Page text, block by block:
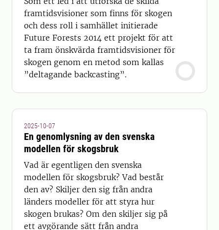
framtidsvisioner som finns för skogen
och dess roll i samhället initierade
Future Forests 2014 ett projekt för att
ta fram önskvärda framtidsvisioner för
skogen genom en metod som kallas
”deltagande backcasting”.
2025-10-07
En genomlysning av den svenska
modellen för skogsbruk
Vad är egentligen den svenska
modellen för skogsbruk? Vad består
den av? Skiljer den sig från andra
länders modeller för att styra hur
skogen brukas? Om den skiljer sig på
ett avgörande sätt från andra